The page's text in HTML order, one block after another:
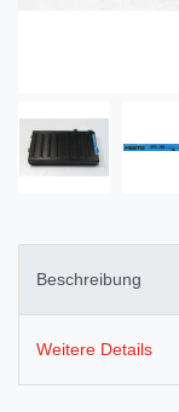
Beschreibung
Weitere Details